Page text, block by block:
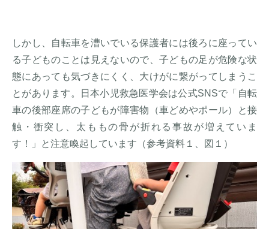
しかし、自転車を漕いでいる保護者には後ろに座ってい
る子どものことは見えないので、子どもの足が危険な状
態にあっても気づきにくく、大けがに繋がってしまうこ
とがあります。日本小児救急医学会は公式SNSで「自転
車の後部座席の子どもが障害物（車どめやポール）と接
触・衝突し、太ももの骨が折れる事故が増えていま
す！」と注意喚起しています（参考資料１、図１）